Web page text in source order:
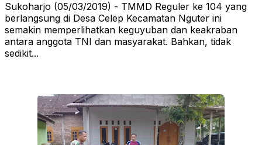
Sukoharjo (05/03/2019) - TMMD Reguler ke 104 yang
berlangsung di Desa Celep Kecamatan Nguter ini
semakin memperlihatkan keguyuban dan keakraban
antara anggota TNI dan masyarakat. Bahkan, tidak
sedikit...